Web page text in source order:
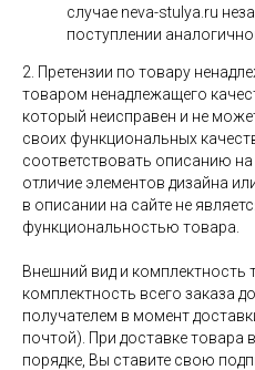
случае neva-stulya.ru
поступлении
2. Претензии по товару
товаром ненадлежащего
который неисправен и не
своих функциональных
соответствовать описанию на
отличие элементов дизайна
в описании на сайте не
функциональностью товара.
Внешний вид и комплектность
комплектность всего заказа
получателем в момент
почтой). При доставке товара
порядке, Вы ставите свою